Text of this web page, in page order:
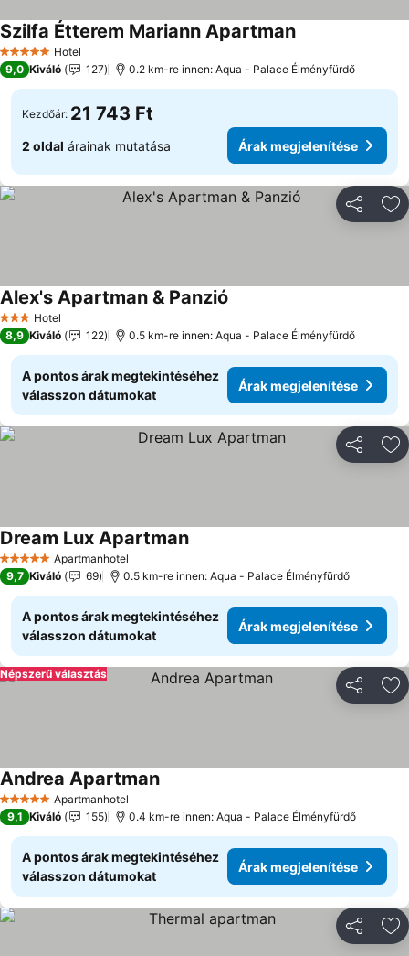
5 KategóriaHotel
Szilfa Étterem Mariann ApartmanÁrak
9,0 Kiváló 127 0.2 km-re innen: Aqua - Palace Élményfürdő
Kezdőár: 21 743 Ft
2 oldal árainak mutatása Árak megjelenítése
3 Kategória
Hotel
Alex's Apartman & Panzió
8,9 Kiváló 122 0.5 km-re innen: Aqua - Palace Élményfürdő
A pontos árak megtekintéséhez
válasszon dátumokat
Árak megjelenítése
5 KategóriaApartmanhotel
Dream Lux ApartmanÁrak megjelenítése
9,7 Kiváló 69 0.5 km-re innen: Aqua - Palace Élményfürdő
A pontos árak megtekintéséhez
válasszon dátumokat
Árak megjelenítése
Népszerű választás
5 KategóriaApartmanhotel
Andrea ApartmanÁrak megjelenítése
9,1 Kiváló 155 0.4 km-re innen: Aqua - Palace Élményfürdő
A pontos árak megtekintéséhez
válasszon dátumokat
Árak megjelenítése